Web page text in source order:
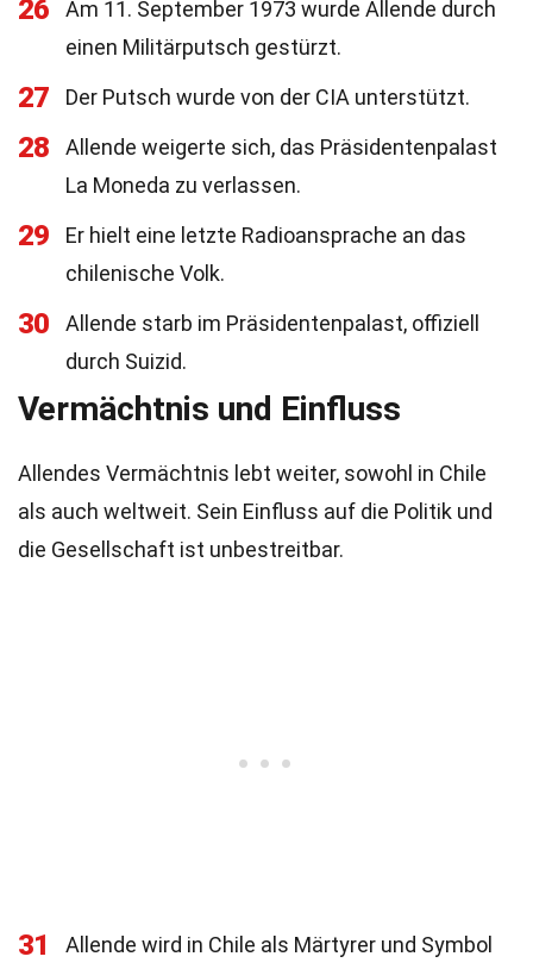
26
Am 11. September 1973 wurde Allende durch
einen Militärputsch gestürzt.
27 Der Putsch wurde von der CIA unterstützt.
28
Allende weigerte sich, das Präsidentenpalast
La Moneda zu verlassen.
29
Er hielt eine letzte Radioansprache an das
chilenische Volk.
30
Allende starb im Präsidentenpalast, offiziell
durch Suizid.
Vermächtnis und Einfluss
Allendes Vermächtnis lebt weiter, sowohl in Chile
als auch weltweit. Sein Einfluss auf die Politik und
die Gesellschaft ist unbestreitbar.
31
Allende wird in Chile als Märtyrer und Symbol